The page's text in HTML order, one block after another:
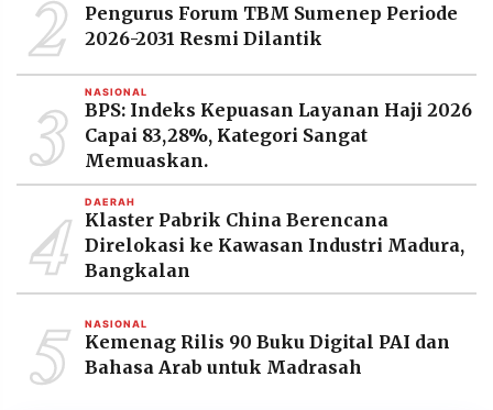
-
2026
PT.
RESOLUSI
PRAMUDITA
2
Pengurus Forum TBM Sumenep Periode
2026-2031 Resmi Dilantik
3 NASIONAL
BPS: Indeks Kepuasan Layanan Haji 2026
Capai 83,28%, Kategori Sangat
Memuaskan.
4 DAERAH
Klaster Pabrik China Berencana
Direlokasi ke Kawasan Industri Madura,
Bangkalan
5 NASIONAL
Kemenag Rilis 90 Buku Digital PAI dan
Bahasa Arab untuk Madrasah